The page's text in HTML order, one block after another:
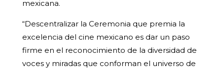
mexicana.
“Descentralizar la Ceremonia que premia la
excelencia del cine mexicano es dar un paso
firme en el reconocimiento de la diversidad de
voces y miradas que conforman el universo de